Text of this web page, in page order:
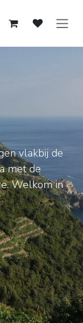
vlakbij de
met de
Welkom in